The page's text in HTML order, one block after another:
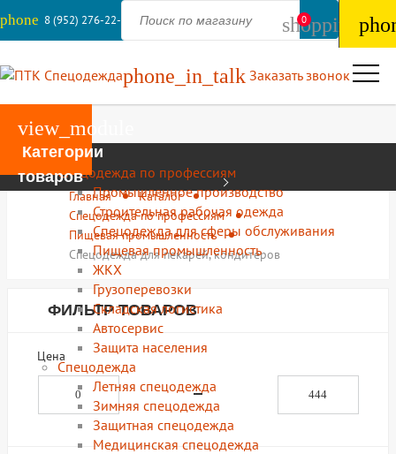
phone 8 (952) 276-22-44
phone_in_talk Заказать звонок
Каталог
Спецодежда по профессиям
Промышленное производство
Строительная рабочая одежда
Спецодежда для сферы обслуживания
Пищевая промышленность
ЖКХ
Грузоперевозки
Складская логистика
Автосервис
Защита населения
Спецодежда
Летняя спецодежда
Зимняя спецодежда
Защитная спецодежда
Медицинская спецодежда
0
Главная
Каталог
Спецодежда по профессиям
Пищевая промышленность
Спецодежда для пекарей, кондитеров
ФИЛЬТР ТОВАРОВ
Цена
view_module
Категории
товаров